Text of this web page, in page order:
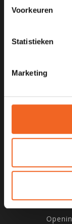
Voorkeuren
Statistieken
Marketing